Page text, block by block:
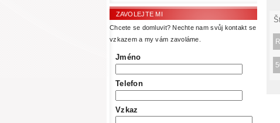
ZAVOLEJTE MI
Chcete se domluvit? Nechte nam svůj kontakt se
vzkazem a my vám zavoláme.
Jméno
Telefon
Vzkaz